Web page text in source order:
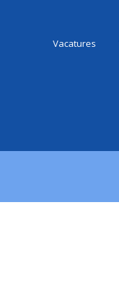
Vacatures